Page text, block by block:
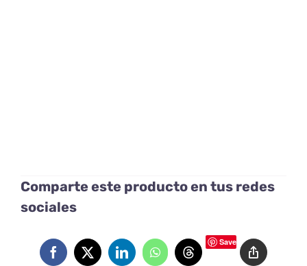
Comparte este producto en tus redes
sociales
Save